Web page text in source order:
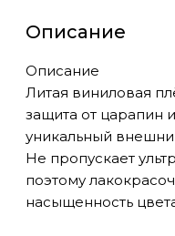
Описание
Описание
Литая виниловая
защита от царапин
уникальный
Не пропускает
поэтому
насыщенность